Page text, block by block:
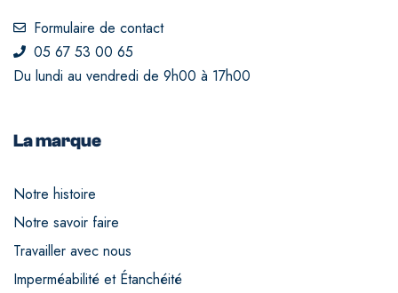
Formulaire de contact
05 67 53 00 65
Du lundi au vendredi de 9h00 à 17h00
La marque
Notre histoire
Notre savoir faire
Travailler avec nous
Imperméabilité et Étanchéité